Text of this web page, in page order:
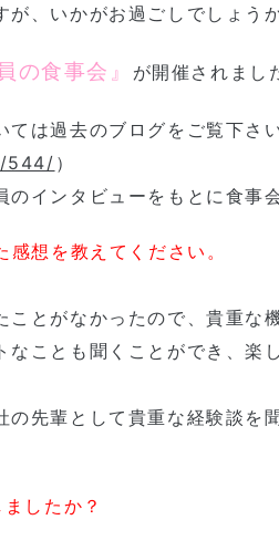
が、いかがお過ごしでしょう
の食事会』 が開催されまし
ては過去のブログをご覧下
544/）
のインタビューをもとに食事
想を教えてください。
ことがなかったので、貴重な
なことも聞くことができ、楽
の先輩として貴重な経験談
したか？